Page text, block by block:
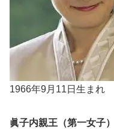
1966年9月11日生まれ
眞子内親王（第一女子）